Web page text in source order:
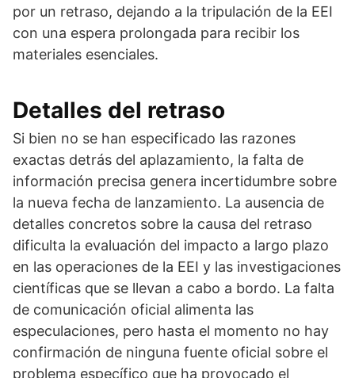
por un retraso, dejando a la tripulación de la EEI
con una espera prolongada para recibir los
materiales esenciales.
Detalles del retraso
Si bien no se han especificado las razones
exactas detrás del aplazamiento, la falta de
información precisa genera incertidumbre sobre
la nueva fecha de lanzamiento. La ausencia de
detalles concretos sobre la causa del retraso
dificulta la evaluación del impacto a largo plazo
en las operaciones de la EEI y las investigaciones
científicas que se llevan a cabo a bordo. La falta
de comunicación oficial alimenta las
especulaciones, pero hasta el momento no hay
confirmación de ninguna fuente oficial sobre el
problema específico que ha provocado el